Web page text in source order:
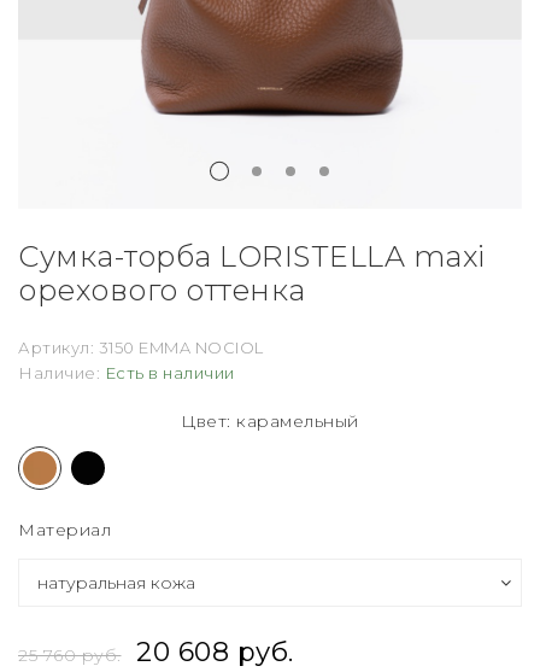
Сумка-торба LORISTELLA maxi
орехового оттенка
Артикул: 3150 EMMA NOCIOL
Наличие: Есть в наличии
Цвет: карамельный
Материал
25 760 руб. 20 608 руб.